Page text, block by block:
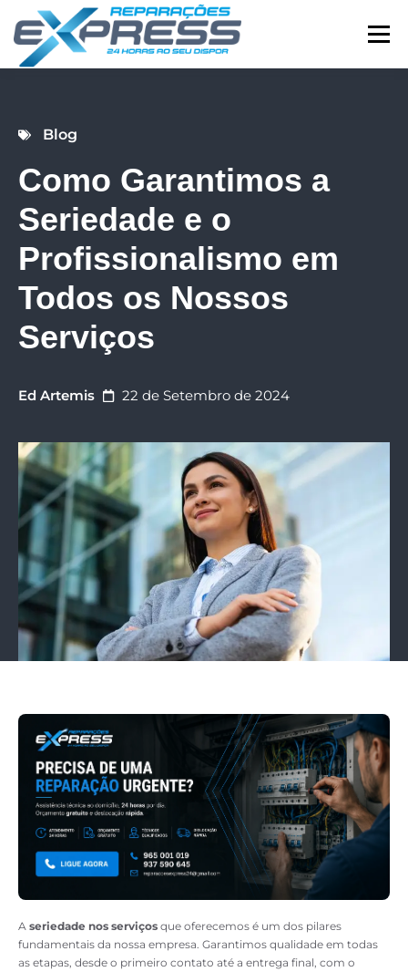
Menu
LIGUE AGORA
BLOG
Blog
Como Garantimos a
Seriedade e o
Profissionalismo em
Todos os Nossos
Serviços
Ed Artemis 22 de Setembro de 2024
A seriedade nos serviços que oferecemos é um dos pilares
fundamentais da nossa empresa. Garantimos qualidade em todas
as etapas, desde o primeiro contato até a entrega final, com o